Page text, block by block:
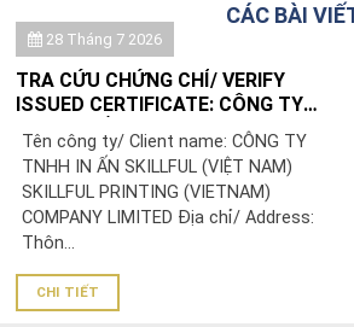
CÁC BÀI
28 Tháng 7 2026
TRA CỨU CHỨNG CHỈ/ VERIFY
ISSUED CERTIFICATE: CÔNG TY
TNHH IN ẤN SKILLFUL (VIỆT NAM)/
SKILLFUL PRINTING (VIETNAM)
COMPANY LIMITED
Tên công ty/ Client name: CÔNG TY
TNHH IN ẤN SKILLFUL (VIỆT NAM)
SKILLFUL PRINTING (VIETNAM)
COMPANY LIMITED Địa chỉ/ Address:
Thôn...
CHI TIẾT